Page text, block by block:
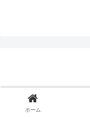
ホーム